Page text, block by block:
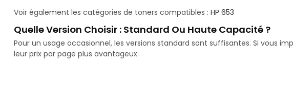
Voir également les catégories de toners compatibles : HP 653
Quelle Version Choisir : Standard Ou Haute Capacité ?
Pour un usage occasionnel, les versions standard sont suffisantes. Si vous
leur prix par page plus avantageux.